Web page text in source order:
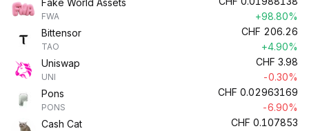
Fake World Assets
FWA
+98.80%
Bittensor
TAO
CHF 206.26
+4.90%
Uniswap
UNI
CHF 3.98
-0.30%
Pons
PONS
CHF 0.02963169
-6.90%
Cash Cat
CHF 0.107853